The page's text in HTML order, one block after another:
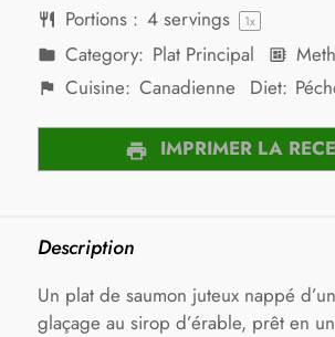
Portions : 4servings 1x
Category: Plat Principal
Cuisine: Canadienne Diet:
IMPRIMER LA
Description
Un plat de saumon juteux nappé
glaçage au sirop d’érable, prêt en